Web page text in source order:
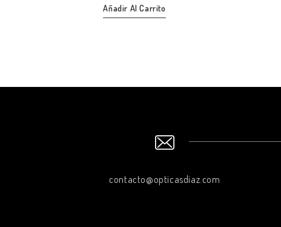
Añadir Al Carrito
contacto@opticasdiaz.com